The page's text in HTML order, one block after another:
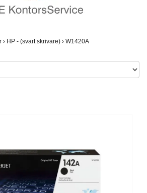
› HP - (svart skrivare) › W1420A